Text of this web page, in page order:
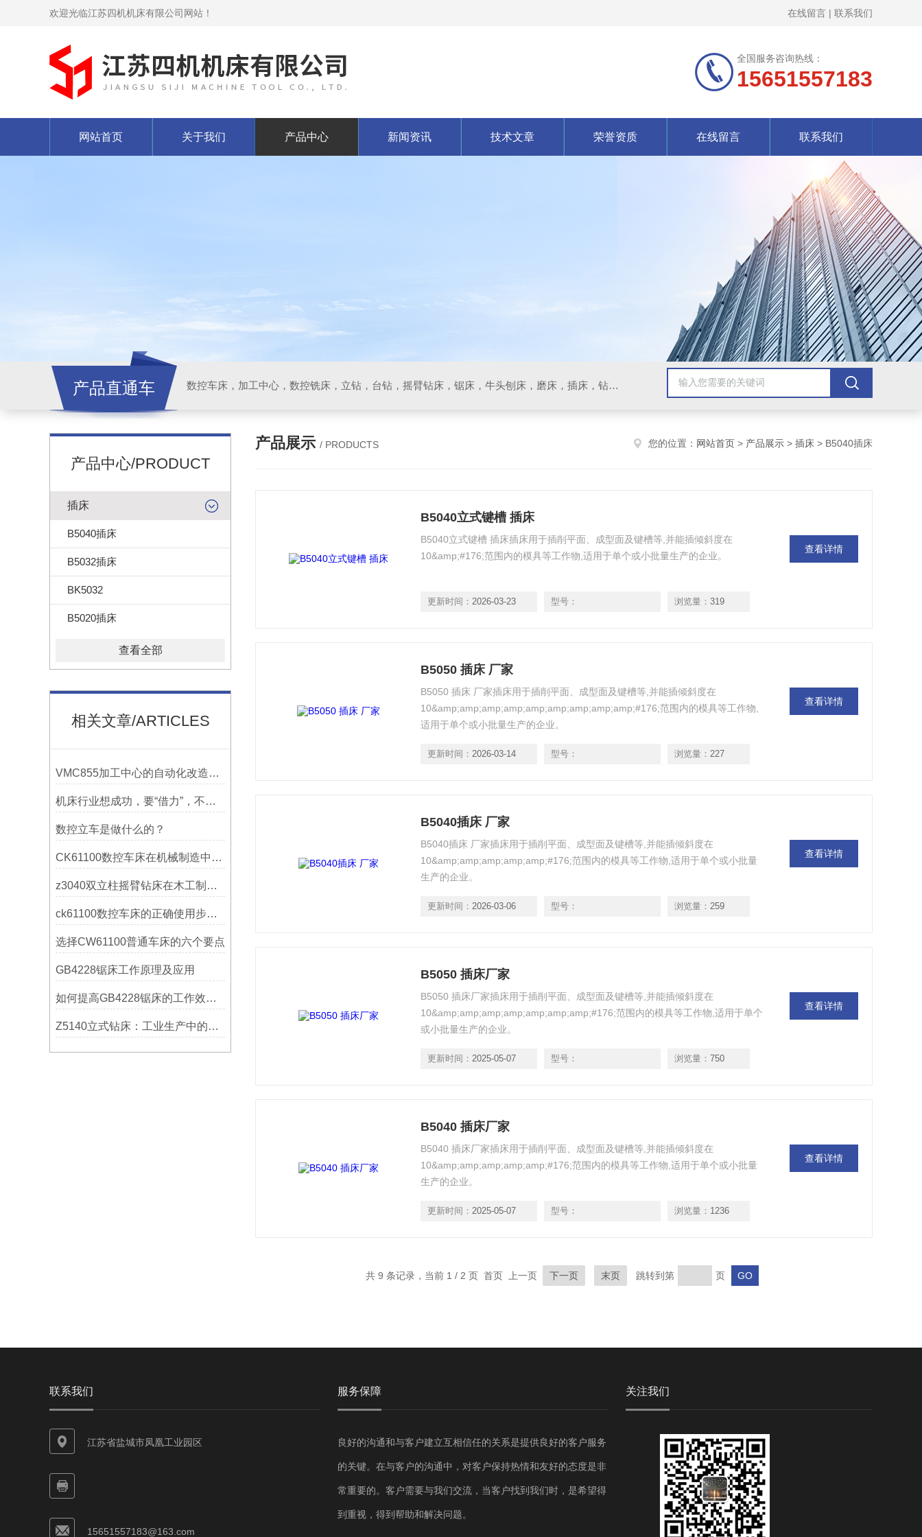
欢迎光临江苏四机机床有限公司网站！ 在线留言 | 联系我们
全国服务咨询热线：
15651557183
网站首页 关于我们 产品中心 新闻资讯 技术文章 荣誉资质 在线留言 联系我们
产品直通车 数控车床，加工中心，数控铣床，立钻，台钻，摇臂钻床，锯床，牛头刨床，磨床，插床，钻铣床，滚齿机
产品中心/PRODUCT
插床
B5040插床
B5032插床
BK5032
B5020插床
查看全部
相关文章/ARTICLES
VMC855加工中心的自动化改造与智能化应用说明
机床行业想成功，要“借力”，不要“尽力”！
数控立车是做什么的？
CK61100数控车床在机械制造中的实际表现
z3040双立柱摇臂钻床在木工制作中的应用
ck61100数控车床的正确使用步骤是什么？
选择CW61100普通车床的六个要点
GB4228锯床工作原理及应用
如何提高GB4228锯床的工作效率？
Z5140立式钻床：工业生产中的得力助手
产品展示 / PRODUCTS 您的位置： 网站首页 > 产品展示 > 插床 > B5040插床
B5040立式键槽 插床
B5040立式键槽 插床插床用于插削平面、成型面及键槽等,并能插倾斜度在
10&amp;#176;范围内的模具等工作物,适用于单个或小批量生产的企业。
更新时间： 2026-03-23 型号： 浏览量： 319
查看详情
B5050 插床 厂家
B5050 插床 厂家插床用于插削平面、成型面及键槽等,并能插倾斜度在
10&amp;amp;amp;amp;amp;amp;amp;amp;amp;#176;范围内的模具等工作物,
适用于单个或小批量生产的企业。
更新时间： 2026-03-14 型号： 浏览量： 227
查看详情
B5040插床 厂家
B5040插床 厂家插床用于插削平面、成型面及键槽等,并能插倾斜度在
10&amp;amp;amp;amp;amp;#176;范围内的模具等工作物,适用于单个或小批量
生产的企业。
更新时间： 2026-03-06 型号： 浏览量： 259
查看详情
B5050 插床厂家
B5050 插床厂家插床用于插削平面、成型面及键槽等,并能插倾斜度在
10&amp;amp;amp;amp;amp;amp;amp;#176;范围内的模具等工作物,适用于单个
或小批量生产的企业。
更新时间： 2025-05-07 型号： 浏览量： 750
查看详情
B5040 插床厂家
B5040 插床厂家插床用于插削平面、成型面及键槽等,并能插倾斜度在
10&amp;amp;amp;amp;amp;#176;范围内的模具等工作物,适用于单个或小批量
生产的企业。
更新时间： 2025-05-07 型号： 浏览量： 1236
查看详情
共 9 条记录，当前 1 / 2 页 首页 上一页 下一页 末页 跳转到第 页
联系我们
江苏省盐城市凤凰工业园区
15651557183@163.com
服务保障
良好的沟通和与客户建立互相信任的关系是提供良好的客户服务
的关键。在与客户的沟通中，对客户保持热情和友好的态度是非
常重要的。客户需要与我们交流，当客户找到我们时，是希望得
到重视，得到帮助和解决问题。
关注我们